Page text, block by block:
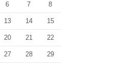
6 7 8
13 14 15
20 21 22
27 28 29